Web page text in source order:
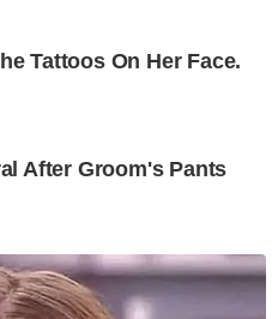
Tattoos On Her Face.
After Groom's Pants